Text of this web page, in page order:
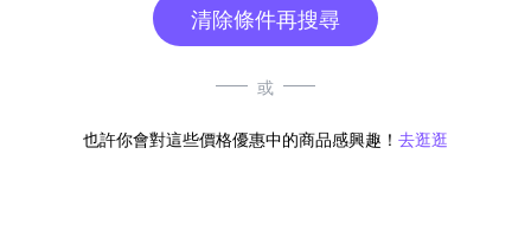
清除條件再搜尋
或
也許你會對這些價格優惠中的商品感興趣！ 去逛逛